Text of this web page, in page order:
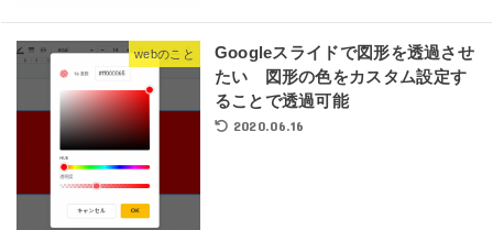
webのこと
Googleスライドで図形を透過させ
たい 図形の色をカスタム設定す
ることで透過可能
2020.06.16